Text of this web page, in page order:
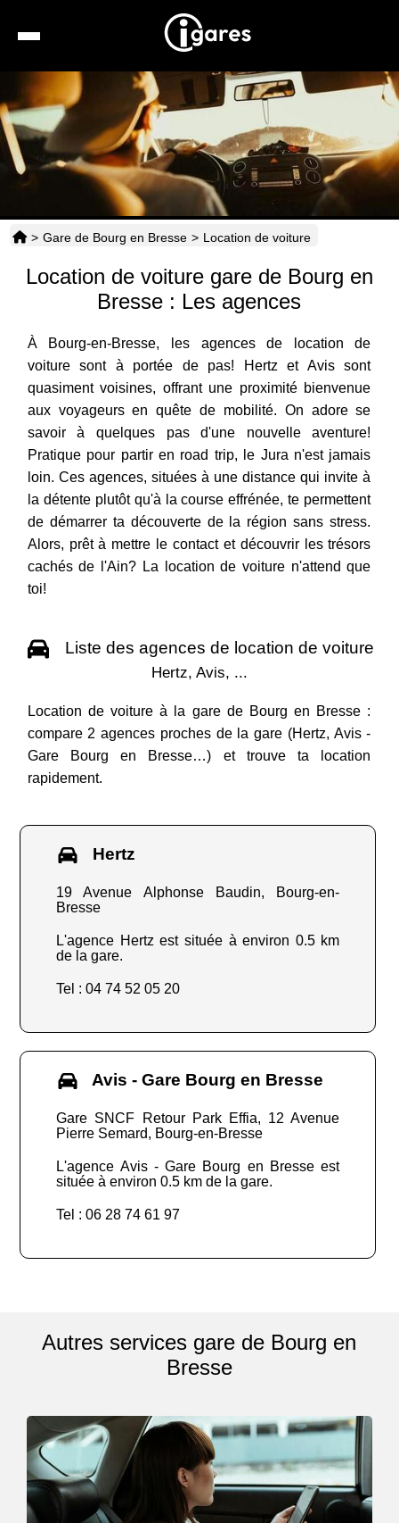
Recherche
Location de voiture
Hôtels
Taxis
Horaires
> Gare de Bourg en Bresse > Location de voiture
Location de voiture gare de Bourg en
Bresse : Les agences
À Bourg-en-Bresse, les agences de location de
voiture sont à portée de pas! Hertz et Avis sont
quasiment voisines, offrant une proximité bienvenue
aux voyageurs en quête de mobilité. On adore se
savoir à quelques pas d'une nouvelle aventure!
Pratique pour partir en road trip, le Jura n'est jamais
loin. Ces agences, situées à une distance qui invite à
la détente plutôt qu'à la course effrénée, te permettent
de démarrer ta découverte de la région sans stress.
Alors, prêt à mettre le contact et découvrir les trésors
cachés de l'Ain? La location de voiture n'attend que
toi!
Liste des agences de location de voiture
Hertz, Avis, ...
Location de voiture à la gare de Bourg en Bresse :
compare 2 agences proches de la gare (Hertz, Avis -
Gare Bourg en Bresse…) et trouve ta location
rapidement.
Hertz
19 Avenue Alphonse Baudin, Bourg-en-
Bresse
L'agence Hertz est située à environ 0.5 km
de la gare.
Tel : 04 74 52 05 20
Avis - Gare Bourg en Bresse
Gare SNCF Retour Park Effia, 12 Avenue
Pierre Semard, Bourg-en-Bresse
L'agence Avis - Gare Bourg en Bresse est
située à environ 0.5 km de la gare.
Tel : 06 28 74 61 97
Autres services gare de Bourg en
Bresse